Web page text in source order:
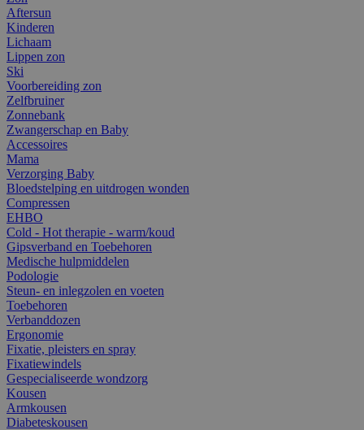
Aftersun
Kinderen
Lichaam
Lippen zon
Ski
Voorbereiding zon
Zelfbruiner
Zonnebank
Zwangerschap en Baby
Accessoires
Mama
Verzorging Baby
Bloedstelping en uitdrogen wonden
Compressen
EHBO
Cold - Hot therapie - warm/koud
Gipsverband en Toebehoren
Medische hulpmiddelen
Podologie
Steun- en inlegzolen en voeten
Toebehoren
Verbanddozen
Ergonomie
Fixatie, pleisters en spray
Fixatiewindels
Gespecialiseerde wondzorg
Kousen
Armkousen
Diabeteskousen